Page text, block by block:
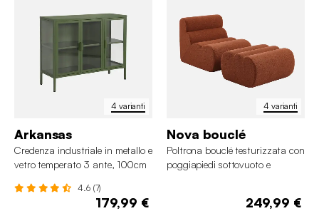
4 varianti
Arkansas
Credenza industriale in metallo e
vetro temperato 3 ante, 100cm
4.6 (7)
179,99 €
4 varianti
Nova bouclé
Poltrona bouclé testurizzata con
poggiapiedi sottovuoto e
249,99 €